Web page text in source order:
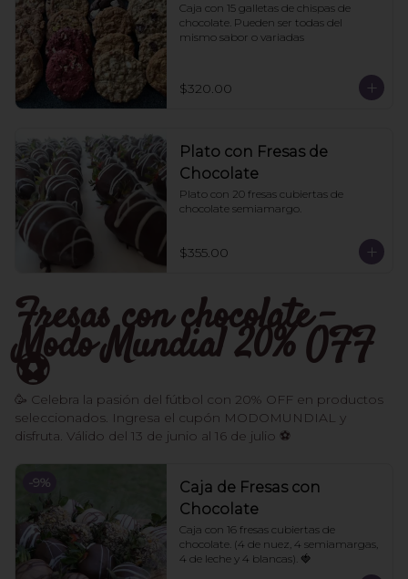
Caja con 15 galletas de chispas de
chocolate. Pueden ser todas del
mismo sabor o variadas
$320.00
Plato con Fresas de
Chocolate
Plato con 20 fresas cubiertas de
chocolate semiamargo.
$355.00
Fresas con chocolate -
Modo Mundial 20% OFF
⚽️
🥳 Celebra la pasión del fútbol con 20% OFF en productos
seleccionados. Ingresa el cupón MODOMUNDIAL y
disfruta. Válido del 13 de junio al 16 de julio ⚽
-9%
Caja de Fresas con
Chocolate
Caja con 16 fresas cubiertas de
chocolate. (4 de nuez, 4 semiamargas,
4 de leche y 4 blancas). 🍓